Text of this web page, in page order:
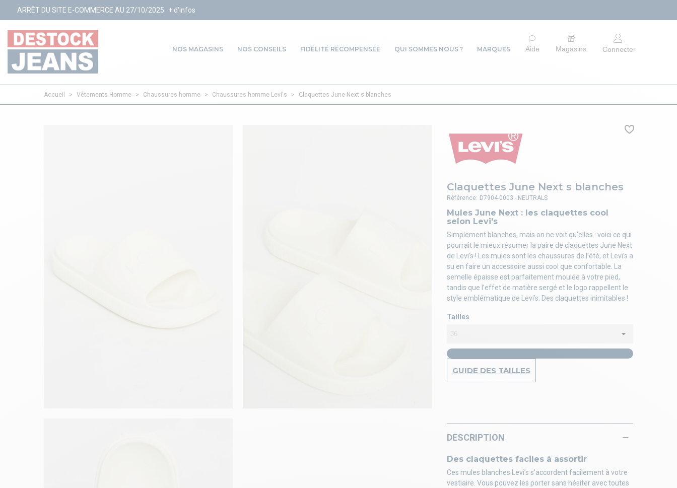
SITE E-COMMERCE AU 27/10/2025 + d'infos
NOS MAGASINS NOS CONSEILS FIDÉLITÉ RÉCOMPENSÉE QUI SOMMES NOUS ? MARQUES Aide Magasins Connecter
Accueil > Vêtements Homme > Chaussures homme > Chaussures homme Levi's > Claquettes June Next s blanches
Claquettes June Next s blanches
Mules June Next : les claquettes cool
selon Levi's
Simplement blanches, mais on ne voit qu’elles : voici ce qui
pourrait le mieux résumer la paire de claquettes June Next
de Levi’s ! Les mules sont les chaussures de l’été, et Levi’s a
su en faire un accessoire aussi cool que confortable. La
semelle épaisse est parfaitement moulée à votre pied,
tandis que l’effet de matière sergé et le logo rappellent le
style emblématique de Levi’s. Des claquettes inimitables !
Tailles
GUIDE DES TAILLES
Référence: D7904-0003 - NEUTRALS
DESCRIPTION
Des claquettes faciles à assortir
Ces mules blanches Levi’s s’accordent facilement à votre
vestiaire. Vous pouvez les porter sans hésiter avec toutes